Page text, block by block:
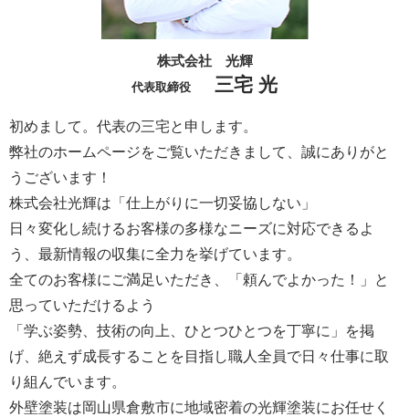
株式会社 光輝
代表取締役 三宅 光
初めまして。代表の三宅と申します。
弊社のホームページをご覧いただきまして、誠にありがと
うございます！
株式会社光輝は「仕上がりに一切妥協しない」
日々変化し続けるお客様の多様なニーズに対応できるよ
う、最新情報の収集に全力を挙げています。
全てのお客様にご満足いただき、「頼んでよかった！」と
思っていただけるよう
「学ぶ姿勢、技術の向上、ひとつひとつを丁寧に」を掲
げ、絶えず成長することを目指し職人全員で日々仕事に取
り組んでいます。
外壁塗装は岡山県倉敷市に地域密着の光輝塗装にお任せく